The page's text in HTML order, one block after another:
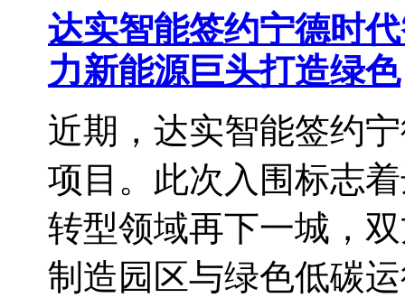
达实智能签约宁德时
力新能源巨头打造绿色
近期，达实智能签约
项目。此次入围标志
转型领域再下一城，
制造园区与绿色低碳